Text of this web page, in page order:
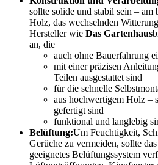
sollte solide und stabil sein – am
Holz, das wechselnden
Hersteller wie Das Gartenhaus
an, die
auch ohne Bauerfahrung
mit einer präzisen
Teilen ausgestattet sind
für die schnelle
aus hochwertigem Holz –
gefertigt sind
funktional und langlebig
Belüftung:Um Feuchtigkeit,
Gerüche zu vermeiden, sollte
geeignetes Belüftungssystem